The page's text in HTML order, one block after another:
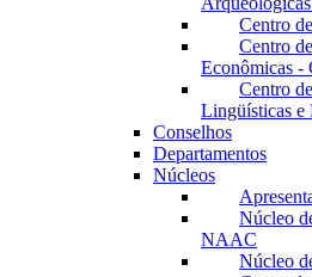
Centro
Centro
Econômicas -
Centro
Lingüísticas
Conselhos
Departamentos
Núcleos
Núcleo
NAAC
Núcleo